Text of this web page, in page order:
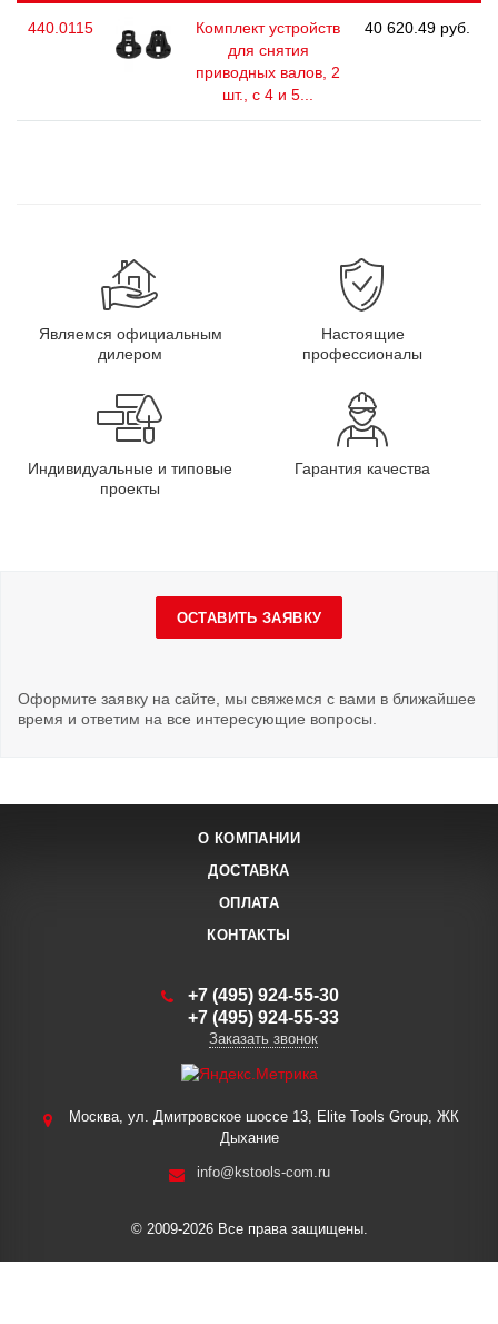
440.0115
Комплект устройств
для снятия
приводных валов, 2
шт., с 4 и 5...
40 620.49 руб.
Являемся официальным
дилером
Настоящие
профессионалы
Индивидуальные и типовые
проекты
Гарантия качества
ОСТАВИТЬ ЗАЯВКУ
Оформите заявку на сайте, мы свяжемся с вами в ближайшее
время и ответим на все интересующие вопросы.
О КОМПАНИИ
ДОСТАВКА
ОПЛАТА
КОНТАКТЫ
+7 (495) 924-55-30
+7 (495) 924-55-33
Заказать звонок
Москва, ул. Дмитровское шоссе 13, Elite Tools Group, ЖК
Дыхание
info@kstools-com.ru
© 2009-2026 Все права защищены.